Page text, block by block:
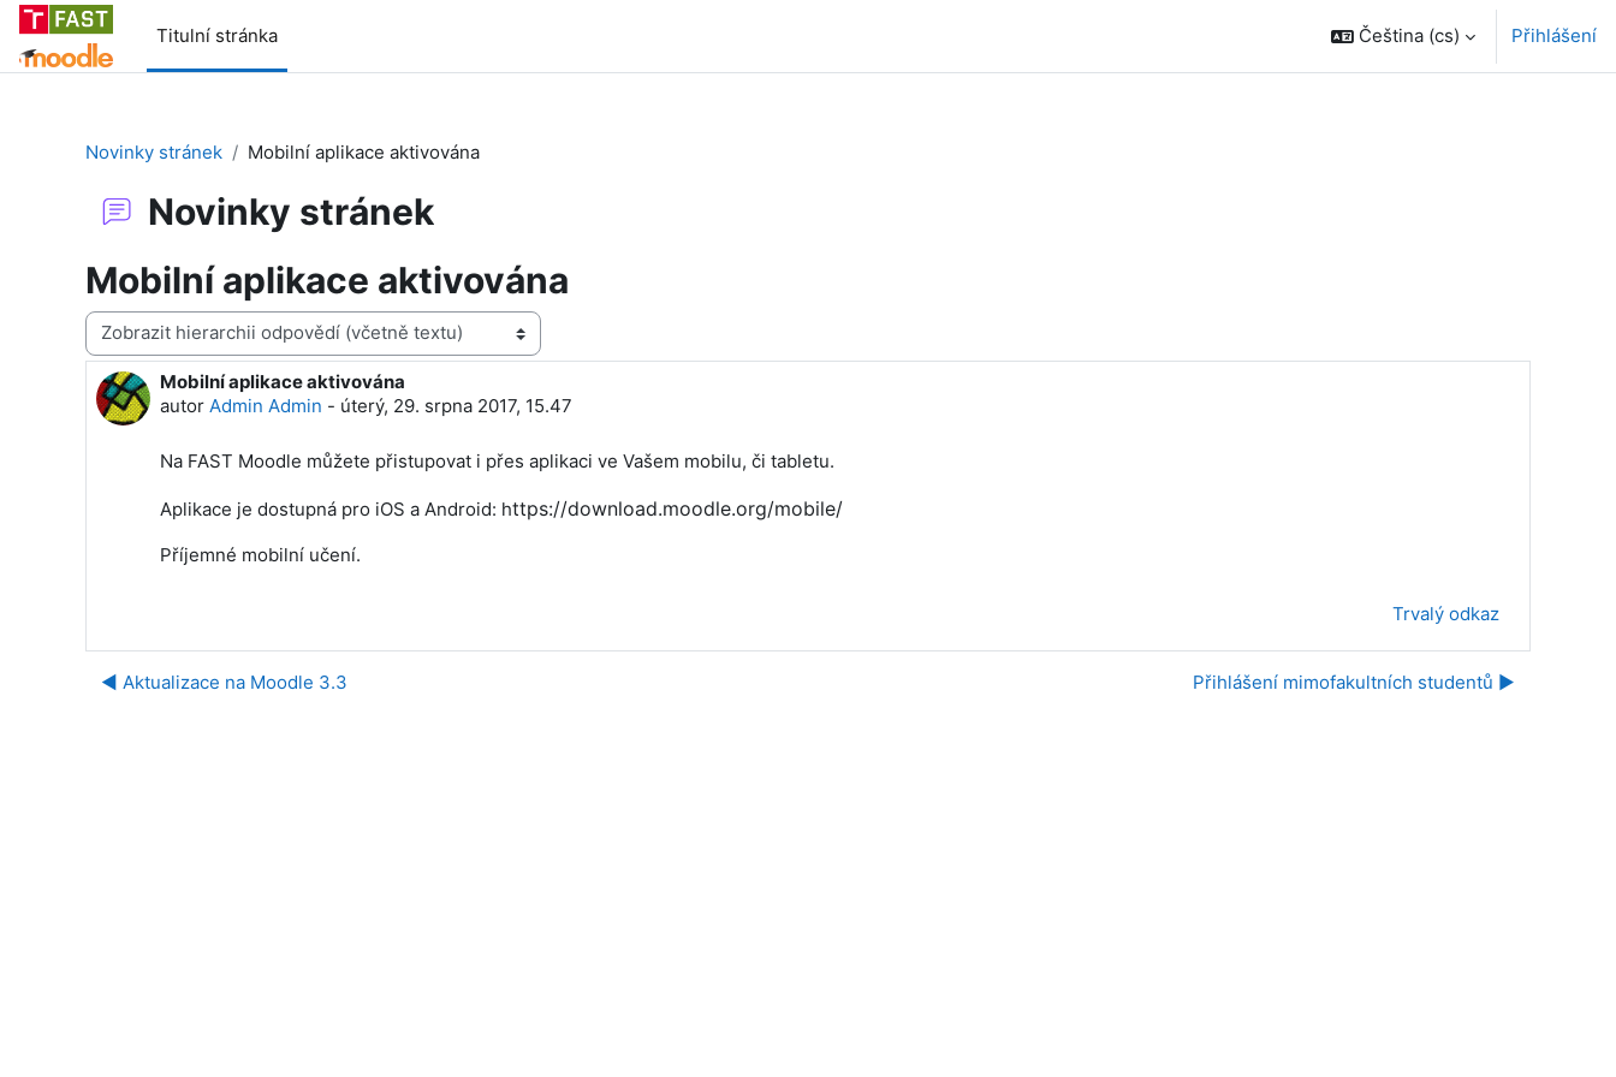
Přejít k hlavnímu obsahu
Titulní stránka
Čeština ‎(cs)‎ Přihlášení
Novinky stránek Mobilní aplikace aktivována
Novinky stránek
Mobilní aplikace aktivována
Režim zobrazení
Mobilní aplikace aktivována
autor Admin Admin - úterý, 29. srpna 2017, 15.47
Počet odpovědí: 0
Na FAST Moodle můžete přistupovat i přes aplikaci ve Vašem mobilu, či tabletu.
Aplikace je dostupná pro iOS a Android: https://download.moodle.org/mobile/
Příjemné mobilní učení.
Trvalý odkaz
◀︎ Aktualizace na Moodle 3.3 Přihlášení mimofakultních studentů ▶︎